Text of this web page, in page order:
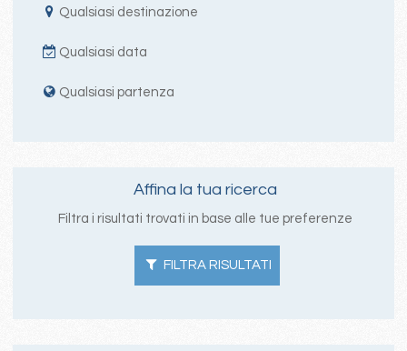
Qualsiasi destinazione
Qualsiasi data
Qualsiasi partenza
Affina la tua ricerca
Filtra i risultati trovati in base alle tue preferenze
FILTRA RISULTATI